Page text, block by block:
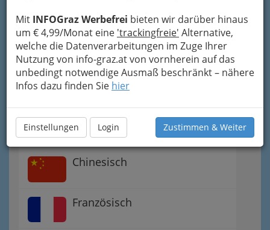
Mit INFOGraz Werbefrei bieten wir darüber hinaus
um € 4,99/Monat eine 'trackingfreie' Alternative,
welche die Datenverarbeitungen im Zuge Ihrer
Nutzung von info-graz.at von vornherein auf das
unbedingt notwendige Ausmaß beschränkt – nähere
Infos dazu finden Sie hier
Einstellungen Login Zustimmen & Weiter
Afrikanisch
Amerikanisch - à la USA
Asiatisch
Australisch
Chinesisch
Französisch